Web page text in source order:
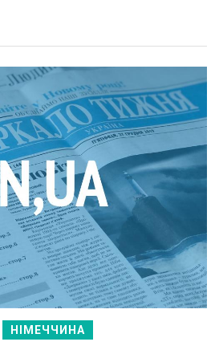
НІМЕЧЧИНА